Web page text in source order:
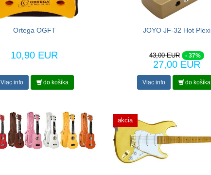
Ortega OGFT
10,90 EUR
Viac info do košíka
JOYO JF-32 Hot Plexi
43,00 EUR - 37%
27,00 EUR
Viac info do košíka
akcia